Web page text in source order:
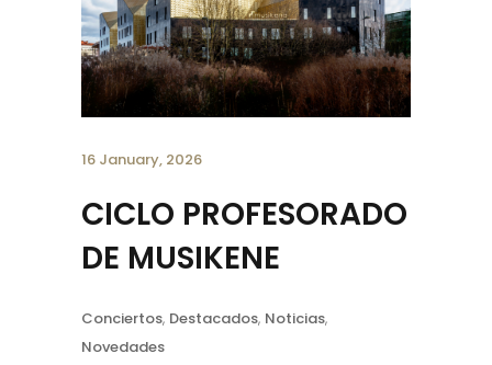
16 January, 2026
CICLO PROFESORADO
DE MUSIKENE
Conciertos, Destacados, Noticias,
Novedades